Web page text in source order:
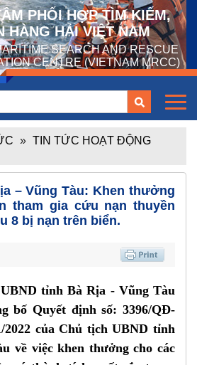
PHỐI HỢP TÌM KIẾM,
HÀNG HẢI VIỆT NAM
SEARCH AND RESCUE
CENTRE (VIETNAM MRCC)
» TIN TỨC HOẠT ĐỘNG
– Vũng Tàu: Khen thưởng
tham gia cứu nạn thuyền
8 bị nạn trên biển.
tỉnh Bà Rịa - Vũng Tàu
bố Quyết định số: 3396/QĐ-
2022 của Chủ tịch UBND tỉnh
về việc khen thưởng cho các